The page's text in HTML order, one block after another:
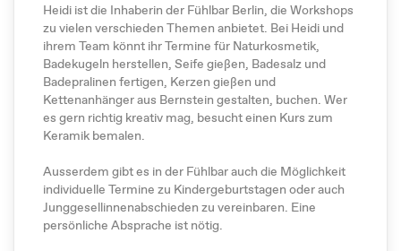
Heidi ist die Inhaberin der Fühlbar Berlin, die Workshops
zu vielen verschieden Themen anbietet. Bei Heidi und
ihrem Team könnt ihr Termine für Naturkosmetik,
Badekugeln herstellen, Seife gießen, Badesalz und
Badepralinen fertigen, Kerzen gießen und
Kettenanhänger aus Bernstein gestalten, buchen. Wer
es gern richtig kreativ mag, besucht einen Kurs zum
Keramik bemalen.
Ausserdem gibt es in der Fühlbar auch die Möglichkeit
individuelle Termine zu Kindergeburtstagen oder auch
Junggesellinnenabschieden zu vereinbaren. Eine
persönliche Absprache ist nötig.